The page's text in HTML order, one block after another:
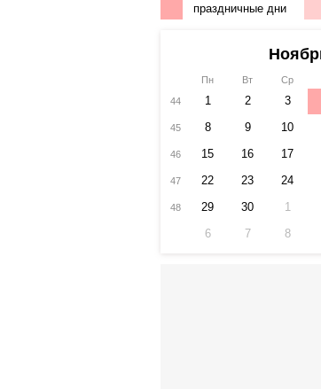
праздничные дни
Пн Вт Ср
44
1 2 3
45 8 9 10
46 15 16 17
47 22 23 24
48 29 30 1
6
7 8